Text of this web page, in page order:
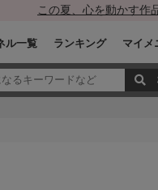
この夏、心を動かす作
ル一覧 ランキング マイメ